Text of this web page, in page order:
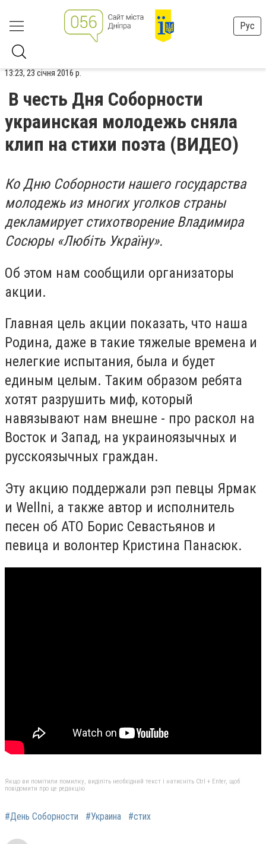
Рус
13:23, 23 січня 2016 р.
В честь Дня Соборности
украинская молодежь сняла
клип на стихи поэта (ВИДЕО)
Ко Дню Соборности нашего государства
молодежь из многих уголков страны
декламирует стихотворение Владимира
Сосюры «Любіть Україну».
Об этом нам сообщили организаторы
акции.
Главная цель акции показать, что наша
Родина, даже в такие тяжелые времена и
нелегкие испытания, была и будет
единым целым. Таким образом ребята
хотят разрушить миф, который
навязывают нам внешне - про раскол на
Восток и Запад, на украиноязычных и
русскоязычных граждан.
Эту акцию поддержали рэп певцы Ярмак
и Wellni, а также автор и исполнитель
песен об АТО Борис Севастьянов и
певица и волонтер Кристина Панасюк.
Якщо ви помітили помилку, виділіть необхідний текст і натисніть Ctrl + Enter, щоб
повідомити про це редакцію
#День Соборности #Украина #стих